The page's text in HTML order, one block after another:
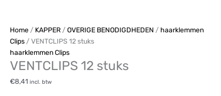
Home / KAPPER /OVERIGE BENODIGDHEDEN / haarklemmen
Clips / VENTCLIPS 12 stuks
haarklemmen Clips
VENTCLIPS 12 stuks
€8,41 incl. btw